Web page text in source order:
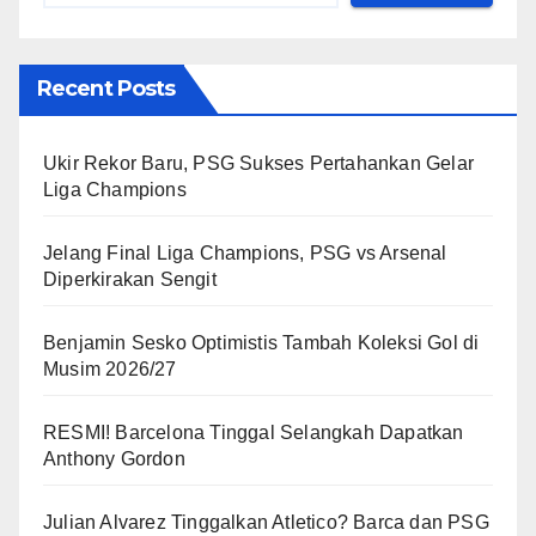
Recent Posts
Ukir Rekor Baru, PSG Sukses Pertahankan Gelar
Liga Champions
Jelang Final Liga Champions, PSG vs Arsenal
Diperkirakan Sengit
Benjamin Sesko Optimistis Tambah Koleksi Gol di
Musim 2026/27
RESMI! Barcelona Tinggal Selangkah Dapatkan
Anthony Gordon
Julian Alvarez Tinggalkan Atletico? Barca dan PSG